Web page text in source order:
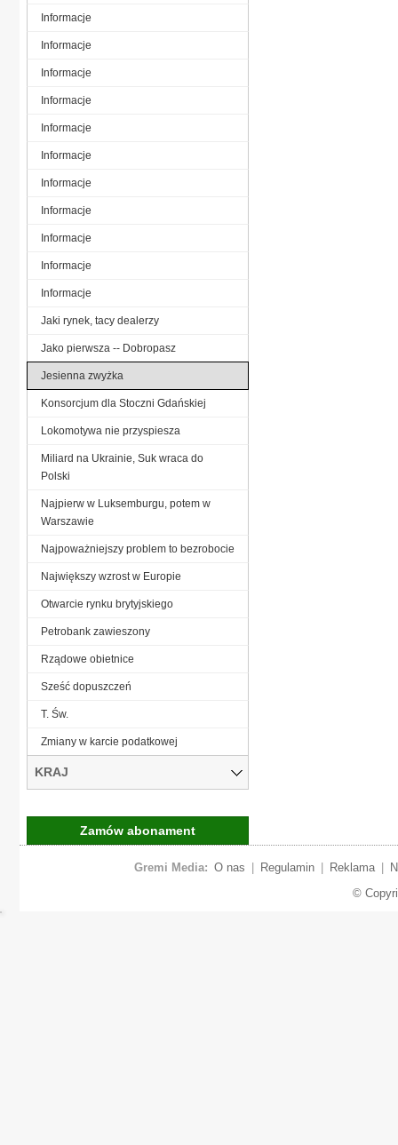
Informacje
Informacje
Informacje
Informacje
Informacje
Informacje
Informacje
Informacje
Informacje
Informacje
Informacje
Jaki rynek, tacy dealerzy
Jako pierwsza -- Dobropasz
Jesienna zwyżka
Konsorcjum dla Stoczni Gdańskiej
Lokomotywa nie przyspiesza
Miliard na Ukrainie, Suk wraca do
Polski
Najpierw w Luksemburgu, potem w
Warszawie
Najpoważniejszy problem to bezrobocie
Największy wzrost w Europie
Otwarcie rynku brytyjskiego
Petrobank zawieszony
Rządowe obietnice
Sześć dopuszczeń
T. Św.
Zmiany w karcie podatkowej
KRAJ
Zamów abonament
Gremi Media: O nas Regulamin Reklama
©